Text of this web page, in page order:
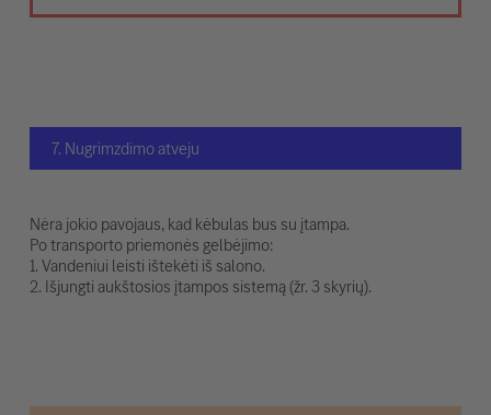
7. Nugrimzdimo atveju
Nėra jokio pavojaus, kad kėbulas bus su įtampa.
Po transporto priemonės gelbėjimo:
1. Vandeniui leisti ištekėti iš salono.
2. Išjungti aukštosios įtampos sistemą (žr. 3 skyrių).